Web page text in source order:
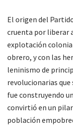
El origen del
cruenta por liberar
explotación
obrero, y con las
leninismo de
revolucionarias
fue construyendo
convirtió en un
población